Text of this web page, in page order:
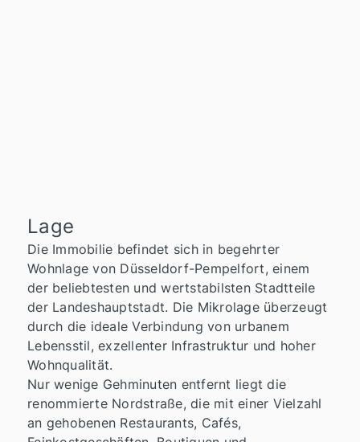
Lage
Die Immobilie befindet sich in begehrter
Wohnlage von Düsseldorf-Pempelfort, einem
der beliebtesten und wertstabilsten Stadtteile
der Landeshauptstadt. Die Mikrolage überzeugt
durch die ideale Verbindung von urbanem
Lebensstil, exzellenter Infrastruktur und hoher
Wohnqualität.
Nur wenige Gehminuten entfernt liegt die
renommierte Nordstraße, die mit einer Vielzahl
an gehobenen Restaurants, Cafés,